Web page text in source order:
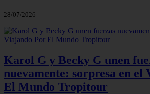
28/07/2026
Karol G y Becky G unen
nuevamente: sorpresa en el
El Mundo Tropitour